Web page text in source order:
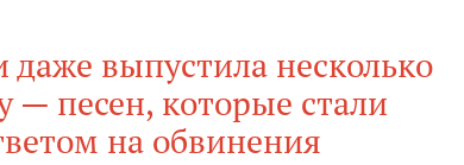
выпустила несколько
— песен, которые стали
на обвинения